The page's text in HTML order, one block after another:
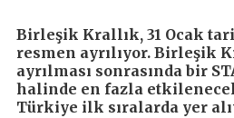
Birleşik Krallık, 31 Ocak
resmen ayrılıyor. Birleşik
ayrılması sonrasında bir
halinde en fazla
Türkiye ilk sıralarda yer